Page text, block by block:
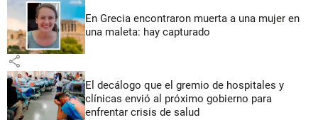
En Grecia encontraron muerta a una mujer en
una maleta: hay capturado
share
El decálogo que el gremio de hospitales y
clínicas envió al próximo gobierno para
enfrentar crisis de salud